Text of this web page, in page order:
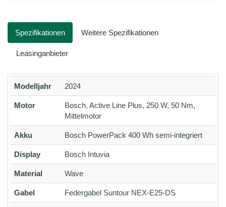
Spezifikationen Weitere Spezifikationen
Leasinganbieter
Modelljahr 2024
Motor
Bosch, Active Line Plus, 250 W, 50 Nm,
Mittelmotor
Akku Bosch PowerPack 400 Wh semi-integriert
Display Bosch Intuvia
Material Wave
Gabel Federgabel Suntour NEX-E25-DS